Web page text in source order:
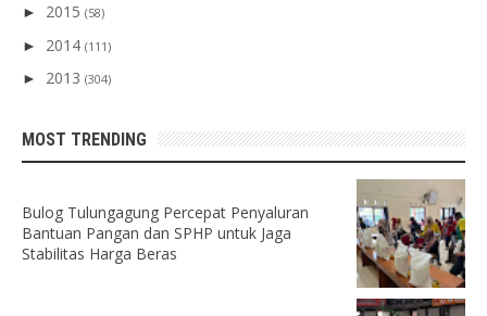
► 2015 (58)
► 2014 (111)
► 2013 (304)
MOST TRENDING
Bulog Tulungagung Percepat Penyaluran
Bantuan Pangan dan SPHP untuk Jaga
Stabilitas Harga Beras